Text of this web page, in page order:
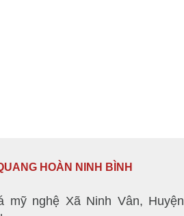
HOÀN NINH BÌNH
mỹ nghệ Xã Ninh Vân, Huyện